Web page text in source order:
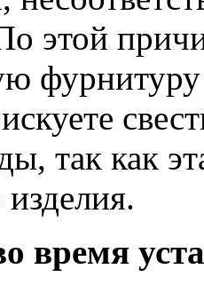
этой
фурнитуру
так как
изделия.
время